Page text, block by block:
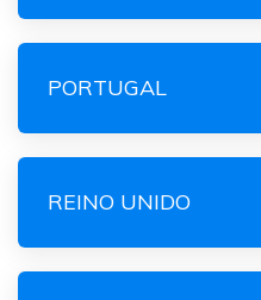
PORTUGAL
REINO UNIDO